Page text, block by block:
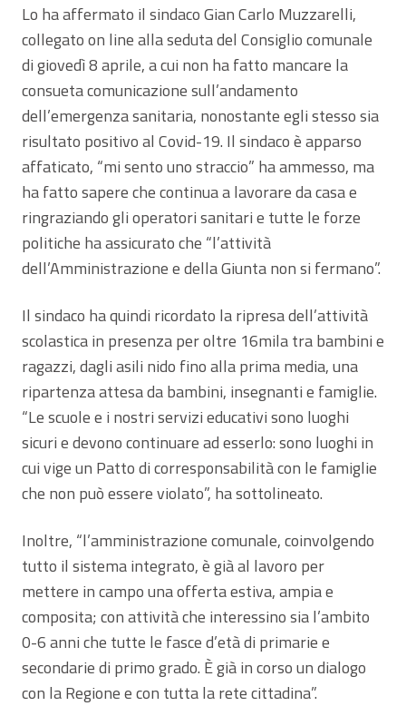
Lo ha affermato il sindaco Gian Carlo Muzzarelli,
collegato on line alla seduta del Consiglio comunale
di giovedì 8 aprile, a cui non ha fatto mancare la
consueta comunicazione sull’andamento
dell’emergenza sanitaria, nonostante egli stesso sia
risultato positivo al Covid-19. Il sindaco è apparso
affaticato, “mi sento uno straccio” ha ammesso, ma
ha fatto sapere che continua a lavorare da casa e
ringraziando gli operatori sanitari e tutte le forze
politiche ha assicurato che “l’attività
dell’Amministrazione e della Giunta non si fermano”.
Il sindaco ha quindi ricordato la ripresa dell’attività
scolastica in presenza per oltre 16mila tra bambini e
ragazzi, dagli asili nido fino alla prima media, una
ripartenza attesa da bambini, insegnanti e famiglie.
“Le scuole e i nostri servizi educativi sono luoghi
sicuri e devono continuare ad esserlo: sono luoghi in
cui vige un Patto di corresponsabilità con le famiglie
che non può essere violato”, ha sottolineato.
Inoltre, “l’amministrazione comunale, coinvolgendo
tutto il sistema integrato, è già al lavoro per
mettere in campo una offerta estiva, ampia e
composita; con attività che interessino sia l’ambito
0-6 anni che tutte le fasce d’età di primarie e
secondarie di primo grado. È già in corso un dialogo
con la Regione e con tutta la rete cittadina”.